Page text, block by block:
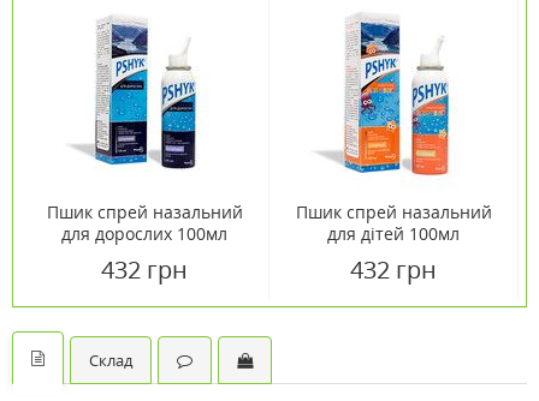
Пшик спрей назальний
для дорослих 100мл
432 грн
Пшик спрей назальний
для дітей 100мл
432 грн
Склад